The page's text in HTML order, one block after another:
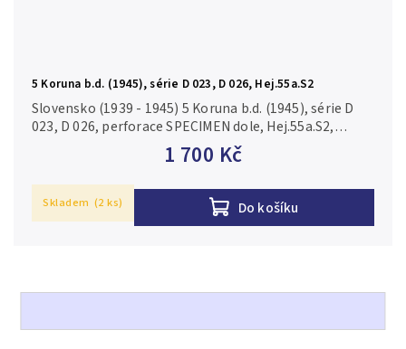
5 Koruna b.d. (1945), série D 023, D 026, Hej.55a.S2
1 700 Kč
Do košíku
Slovensko (1939 - 1945) 5 Koruna b.d. (1945), série D
023, D 026, perforace SPECIMEN dole, Hej.55a.S2,
Skladem (2 ks)